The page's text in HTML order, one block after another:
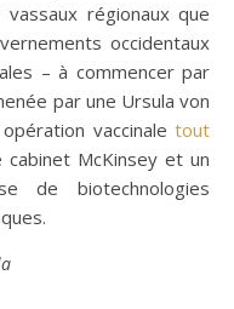
régionaux que
occidentaux
– à commencer par
par une Ursula von
vaccinale tout
McKinsey et un
de biotechnologies